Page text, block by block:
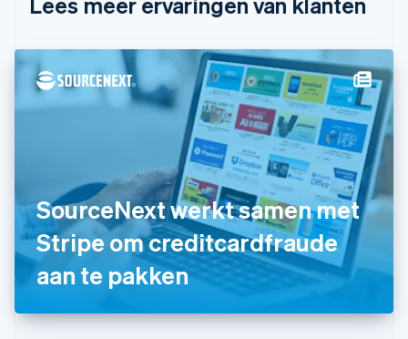
SourceNext werkt samen met
Stripe om creditcardfraude
aan te pakken
Denemarken
Duitsland
English
Estland
English
English
Gibraltar
English
Griekenland
English
Hongarije
Hongkong SAR, China